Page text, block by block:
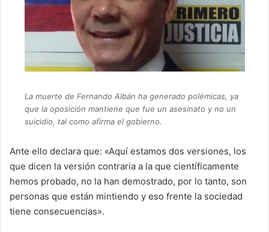
La muerte de Fernando Albán ha generado polémicas, ya
que la oposición mantiene que fue un asesinato y no un
suicidio, tal como afirma el gobierno.
Ante ello declara que: «Aquí estamos dos versiones, los
que dicen la versión contraria a la que científicamente
hemos probado, no la han demostrado, por lo tanto, son
personas que están mintiendo y eso frente la sociedad
tiene consecuencias».